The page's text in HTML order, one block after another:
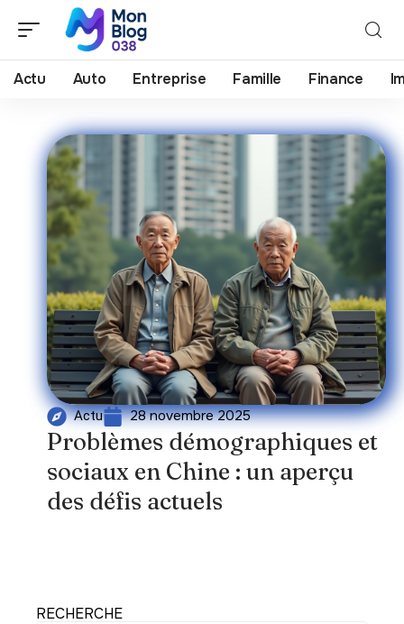
Actu Auto Entreprise Famille Finance
Actu 28 novembre 2025
Problèmes démographiques et
sociaux en Chine : un aperçu
des défis actuels
RECHERCHE